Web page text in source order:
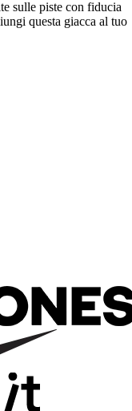
sulle piste con fiducia
questa giacca al tuo